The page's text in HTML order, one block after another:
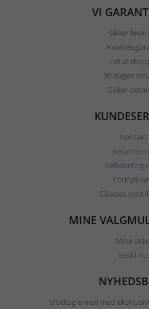
VI
Sikker
Let at
30 dages
Sikker
Kontakt
Fortryd
Således
MINE
Mine
Bestil nu
Modtag e-mail med